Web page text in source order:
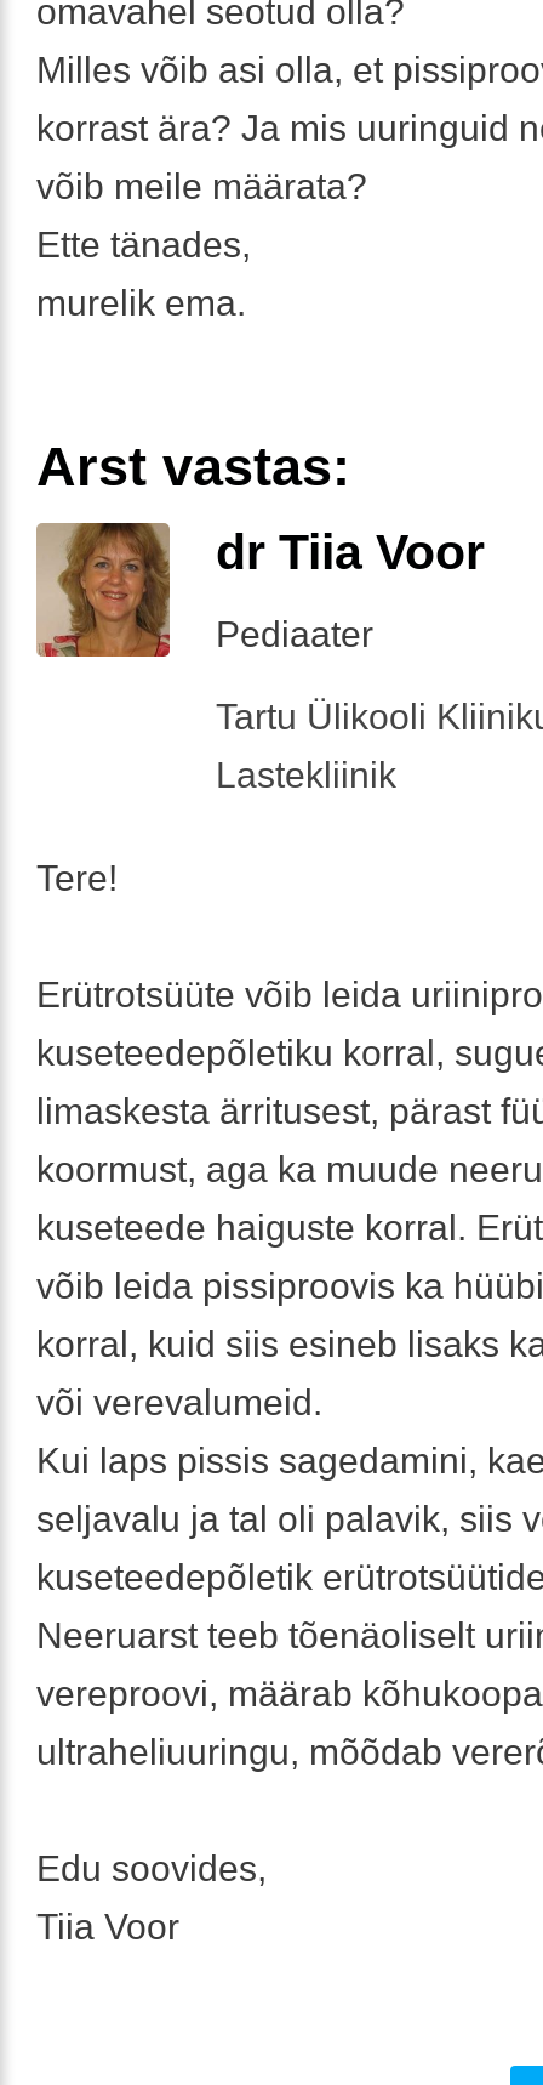
omavahel seotud olla?
Milles võib asi olla, et
korrast ära? Ja mis uuringuid
võib meile määrata?
Ette tänades,
murelik ema.
Arst vastas:
dr Tiia Voor
Pediaater
Tartu Ülikooli
Lastekliinik
Tere!
Erütrotsüüte võib leida
kuseteedepõletiku korral,
limaskesta ärritusest, pärast
koormust, aga ka muude
kuseteede haiguste korral.
võib leida pissiproovis ka
korral, kuid siis esineb lisaks
või verevalumeid.
Kui laps pissis sagedamini,
seljavalu ja tal oli palavik, siis
kuseteedepõletik
Neeruarst teeb tõenäoliselt
vereproovi, määrab kõhukoopa
ultraheliuuringu, mõõdab
Edu soovides,
Tiia Voor